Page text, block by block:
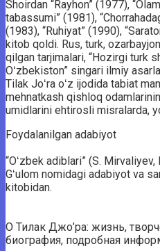
Shoirdan “Rayhon” (1977),
tabassumi” (1981),
(1983), “Ruhiyat” (1990),
kitob qoldi. Rus, turk,
qilgan tarjimalari, “Hozirgi turk
Oʻzbekiston” singari ilmiy
Tilak Joʻra oʻz ijodida tabiat
mehnatkash qishloq
umidlarini ehtirosli misralarda,
Foydalanilgan adabiyot
“Oʻzbek adiblari” (S. Mirvaliyev,
Gʻulom nomidagi adabiyot va
kitobidan.
О Тилак Джо’ра: жизнь,
биография, подробная